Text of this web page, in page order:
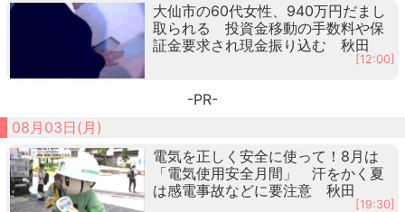
大仙市の60代女性、940万円だまし
取られる 投資金移動の手数料や保
証金要求され現金振り込む 秋田
[12:00]
-PR-
08月03日(月)
電気を正しく安全に使って！8月は
「電気使用安全月間」 汗をかく夏
は感電事故などに要注意 秋田
[19:30]